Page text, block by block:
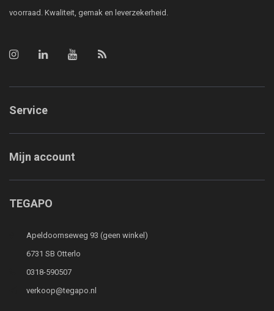
voorraad. Kwaliteit, gemak en leverzekerheid.
Service
Mijn account
TEGAPO
Apeldoornseweg 93 (geen winkel)
6731 SB Otterlo
0318-590507
verkoop@tegapo.nl